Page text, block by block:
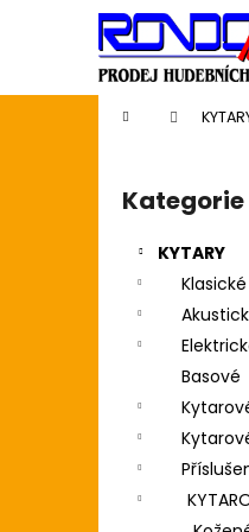
Domů
Přeskočit
kategorie
Kategorie
KYTARY
Klasické
Basové
í
Zpět
do
Zpět
do
CASIO CDP